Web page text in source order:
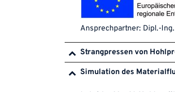
Ansprechpartner: Dipl.-
Strangpressen von
Simulation des